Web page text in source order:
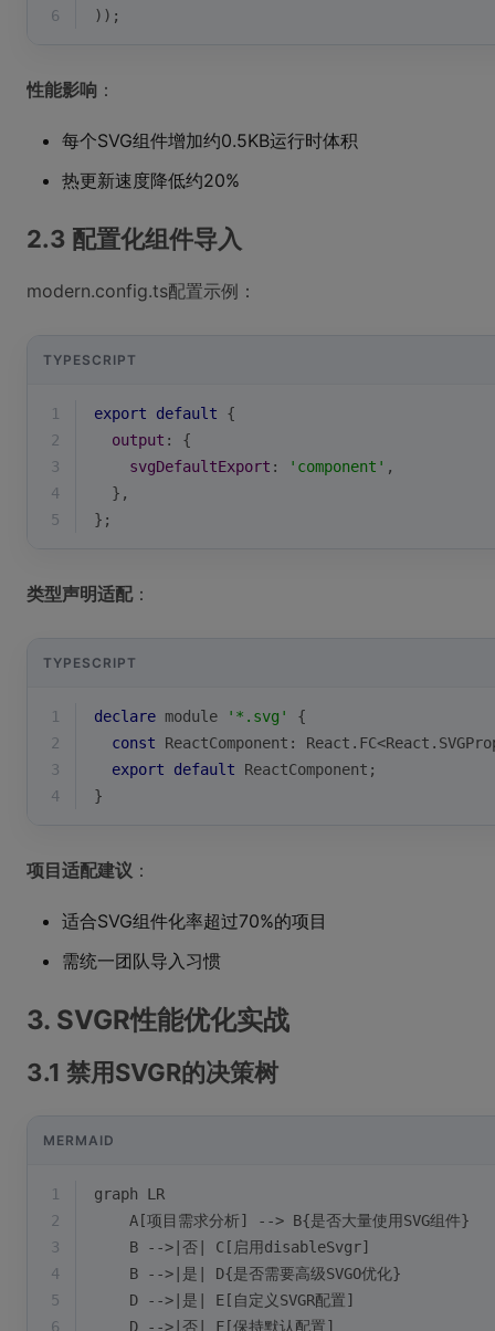
6
));
性能影响 ：
每个SVG组件增加约0.5KB运行时体积
热更新速度降低约20%
2.3 配置化组件导入
modern.config.ts配置示例：
TYPESCRIPT
1 export default {
2
output : {
3
svgDefaultExport : 'component' ,
4
  },
5
};
类型声明适配：
TYPESCRIPT
1 declare module '*.svg'
{
2
const ReactComponent:
3
export default ReactComponent;
4
}
项目适配建议 ：
适合SVG组件化率超过70%的项目
需统一团队导入习惯
3. SVGR性能优化实战
3.1 禁用SVGR的决策树
MERMAID
1
graph LR
2
    A[项目需求分析] --> B{是否大量使用SVG组件}
3
    B -->|否| C[启用disableSvgr]
4
    B -->|是| D{是否需要高级SVGO优化}
5
    D -->|是| E[自定义SVGR配置]
6
    D -->|否| F[保持默认配置]